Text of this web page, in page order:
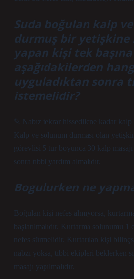
Suda boğulan kalp
durmuş bir yetişkine
yapan kişi tek
aşağıdakilerden
uyguladıktan sonra
istemelidir?
✎ Nabız tekrar hissedilene kadar kalp
Kalp ve solunum durması olan
görevlisi 5 tur boyunca 30 kalp
sonra tıbbi yardım almalıdır.
Bogulurken ne
Boğulan kişi nefes almıyorsa,
başlatılmalıdır. Kurtarma solunumu 1
nefes sürmelidir. Kurtarılan kişi
nabzı yoksa, tıbbi ekipleri beklerken
masajı yapılmalıdır.